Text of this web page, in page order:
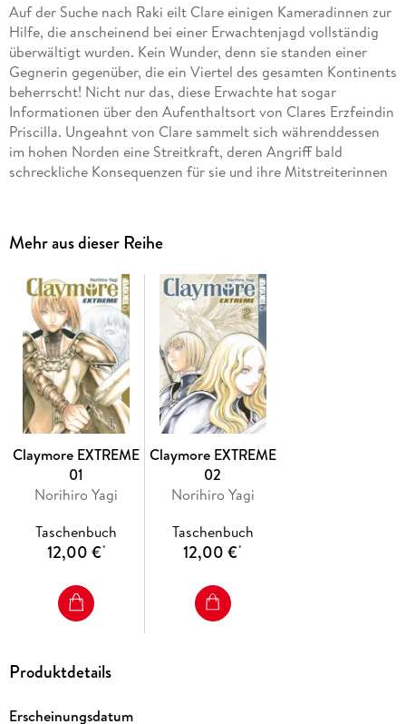
Auf der Suche nach Raki eilt Clare einigen Kameradinnen zur
Hilfe, die anscheinend bei einer Erwachtenjagd vollständig
überwältigt wurden. Kein Wunder, denn sie standen einer
Gegnerin gegenüber, die ein Viertel des gesamten Kontinents
beherrscht! Nicht nur das, diese Erwachte hat sogar
Informationen über den Aufenthaltsort von Clares Erzfeindin
Priscilla. Ungeahnt von Clare sammelt sich währenddessen
im hohen Norden eine Streitkraft, deren Angriff bald
schreckliche Konsequenzen für sie und ihre Mitstreiterinnen
Sammelbänden, die in Storyarcs unterteilt wurden!
Mehr aus dieser Reihe
Claymore EXTREME
01
Norihiro Yagi
Taschenbuch
12,00 €*
Claymore EXTREME
02
Norihiro Yagi
Taschenbuch
12,00 €*
Produktdetails
Erscheinungsdatum